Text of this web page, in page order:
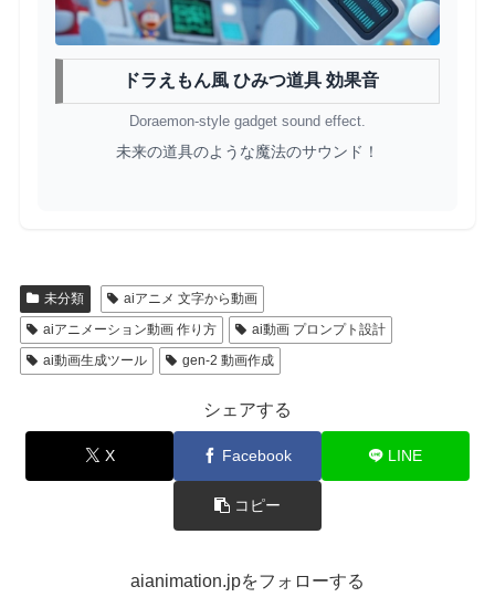
ドラえもん風 ひみつ道具 効果音
Doraemon-style gadget sound effect.
未来の道具のような魔法のサウンド！
未分類
aiアニメ 文字から動画
aiアニメーション動画 作り方
ai動画 プロンプト設計
ai動画生成ツール
gen-2 動画作成
シェアする
X Facebook LINE
コピー
aianimation.jpをフォローする